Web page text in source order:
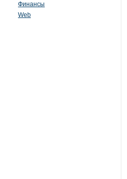
Финансы
Web